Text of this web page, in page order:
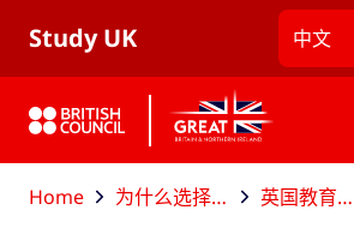
Study UK 中文
Home 为什么选择到英国留学？ 英国教育助你成就职场